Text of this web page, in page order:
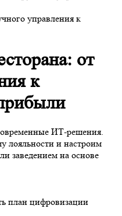
от
к
ИТ-решения.
лояльности и настроим
заведением на основе
план цифровизации